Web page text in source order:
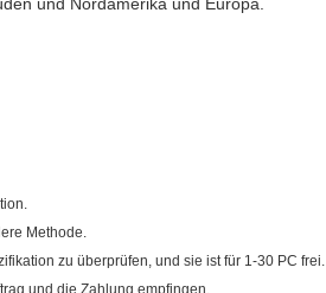
Methode.
zu überprüfen, und sie ist für 1-30 PC frei.
und die Zahlung empfingen.